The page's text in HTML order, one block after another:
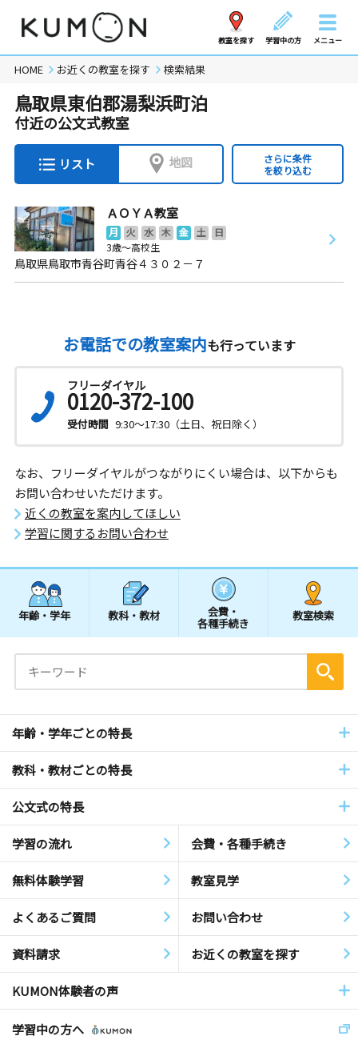
教室を探す 学習中の方 メニュー
HOME お近くの教室を探す 検索結果
鳥取県東伯郡湯梨浜町泊
付近の公文式教室
リスト 地図
さらに条件
を絞り込む
ＡＯＹＡ教室
月 火 水 木 金 土
日
3歳～高校生
鳥取県鳥取市青谷町青谷４３０２－７
お電話での教室案内も行っています
フリーダイヤル
0120-372-100
受付時間 9:30～17:30（土日、祝日除く）
なお、フリーダイヤルがつながりにくい場合は、以下からも
お問い合わせいただけます。
近くの教室を案内してほしい
学習に関するお問い合わせ
年齢・学年 教科・教材 会費・
各種手続き
教室検索
年齢・学年ごとの特長
教科・教材ごとの特長
公文式の特長
学習の流れ 会費・各種手続き
無料体験学習 教室見学
よくあるご質問 お問い合わせ
資料請求 お近くの教室を探す
KUMON体験者の声
学習中の方へ